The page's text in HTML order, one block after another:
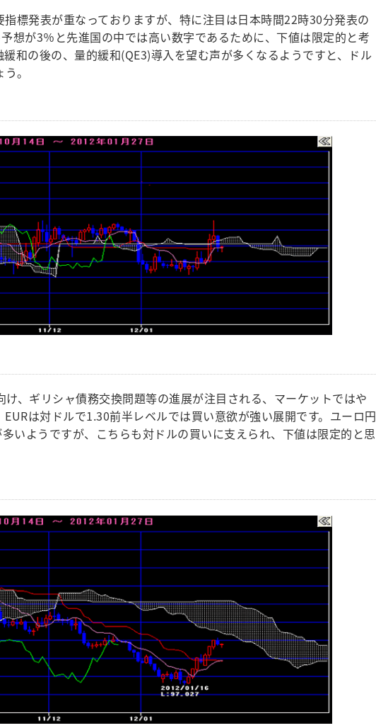
標発表が重なっておりますが、特に注目は日本時間22時30分発表の
想が3％と先進国の中では高い数字であるために、下値は限定的と考
和の後の、量的緩和(QE3)導入を望む声が多くなるようですと、ドル
。
け、ギリシャ債務交換問題等の進展が注目される、マーケットではや
は対ドルで1.30前半レベルでは買い意欲が強い展開です。ユーロ円
いようですが、こちらも対ドルの買いに支えられ、下値は限定的と思